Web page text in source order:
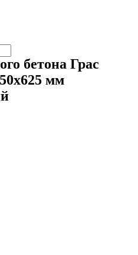
бетона Грас
мм